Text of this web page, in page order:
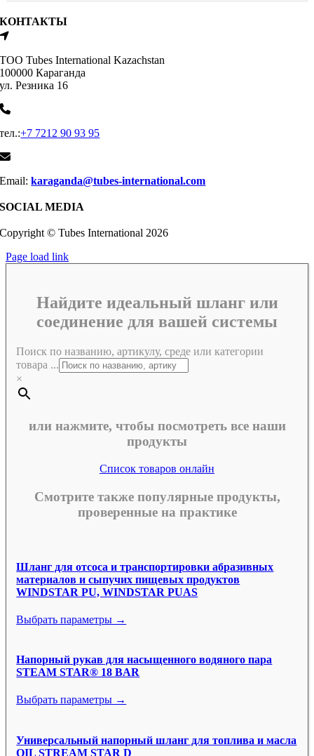
КОНТАКТЫ
ТОО Tubes International Kazachstan
100000 Караганда
ул. Резника 16
тел.:+7 7212 90 93 95
Email:karaganda@tubes-international.com
SOCIAL MEDIA
Copyright © Tubes International 2026
Page load link
Найдите идеальный шланг или
соединение для вашей системы
Поиск по названию, артикулу, среде или категории
товара ...
×
или нажмите, чтобы посмотреть все наши
продукты
Список товаров онлайн
Смотрите также популярные продукты,
проверенные на практике
Шланг для отсоса и транспортировки абразивных
материалов и сыпучих пищевых продуктов
WINDSTAR PU, WINDSTAR PUAS
Выбрать параметры →
Напорный рукав для насыщенного водяного пара
STEAM STAR® 18 BAR
Выбрать параметры →
Универсальный напорный шланг для топлива и масла
OIL STREAM STAR D